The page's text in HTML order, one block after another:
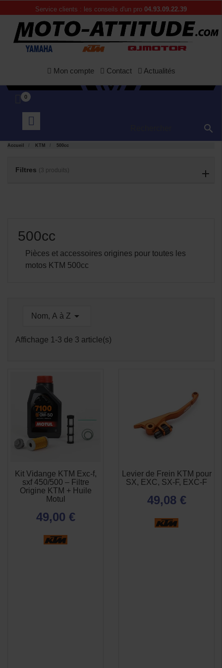
Service clients : les conseils d'un pro 04.93.09.22.39
Mon compte Contact Actualités
0

Accueil KTM 500cc
Filtres (3 produits)
500cc
Pièces et accessoires origines pour toutes les
motos KTM 500cc
Nom, A à Z 
Affichage 1-3 de 3 article(s)
Kit Vidange KTM Exc-f,
sxf 450/500 – Filtre
Origine KTM + Huile
Motul
49,00 €
Levier de Frein KTM pour
SX, EXC, SX-F, EXC-F
49,08 €
APERÇU
RAPIDE